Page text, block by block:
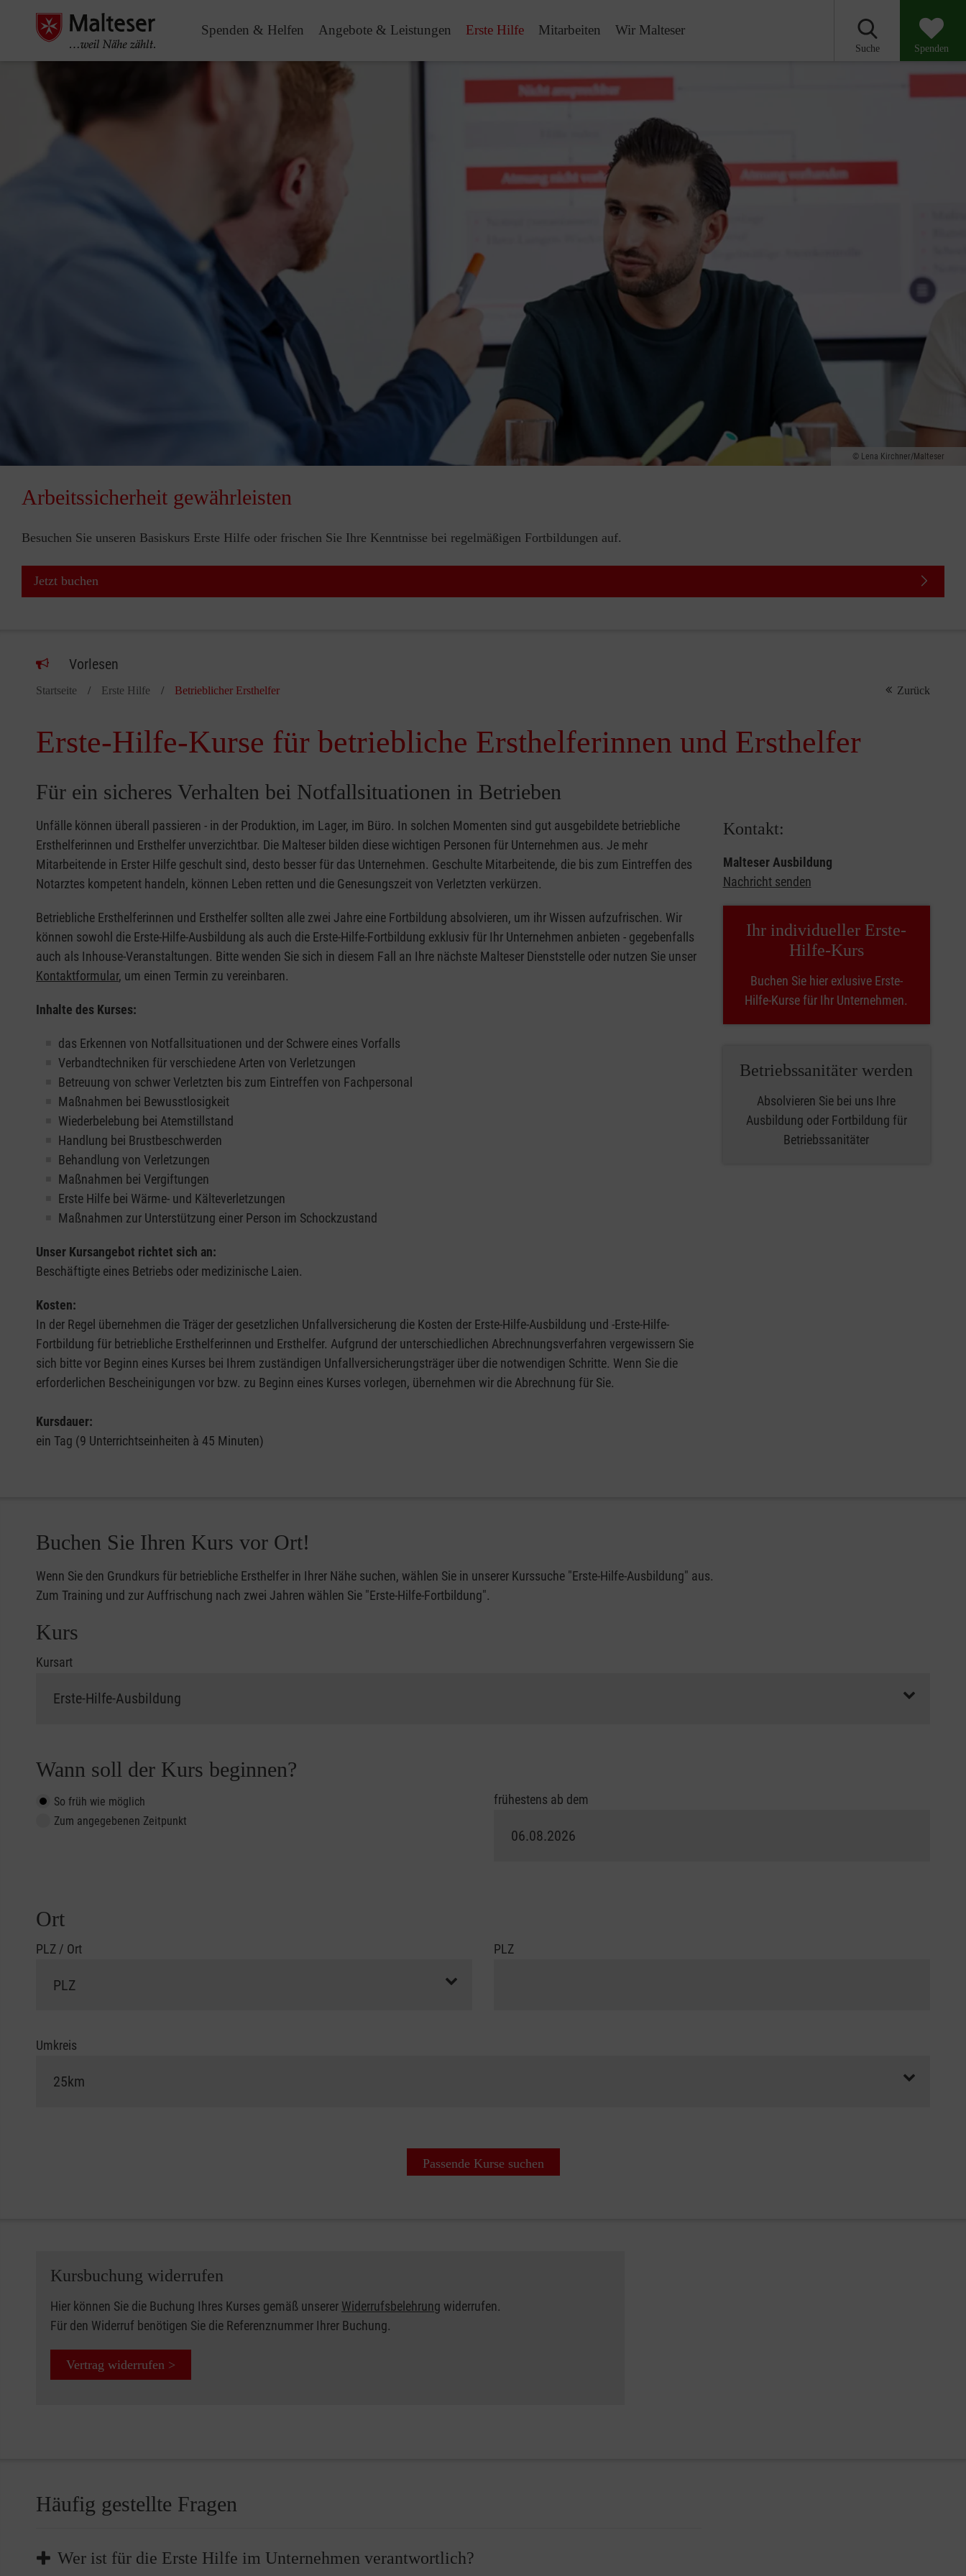
Spenden & Helfen Angebote & Leistungen Erste Hilfe Mitarbeiten Wir Malteser
Suche Spenden
Lena Kirchner/Malteser
Arbeitssicherheit gewährleisten
Besuchen Sie unseren Basiskurs Erste Hilfe oder frischen Sie Ihre Kenntnisse bei regelmäßigen Fortbildungen auf.
Jetzt buchen
Vorlesen
Startseite Erste Hilfe Betrieblicher Ersthelfer Zurück
Erste-Hilfe-Kurse für betriebliche Ersthelferinnen und Ersthelfer
Für ein sicheres Verhalten bei Notfallsituationen in Betrieben
Unfälle können überall passieren - in der Produktion, im Lager, im Büro. In solchen Momenten sind gut ausgebildete betriebliche
Ersthelferinnen und Ersthelfer unverzichtbar. Die Malteser bilden diese wichtigen Personen für Unternehmen aus. Je mehr
Mitarbeitende in Erster Hilfe geschult sind, desto besser für das Unternehmen. Geschulte Mitarbeitende, die bis zum Eintreffen des
Notarztes kompetent handeln, können Leben retten und die Genesungszeit von Verletzten verkürzen.
Betriebliche Ersthelferinnen und Ersthelfer sollten alle zwei Jahre eine Fortbildung absolvieren, um ihr Wissen aufzufrischen. Wir
können sowohl die Erste-Hilfe-Ausbildung als auch die Erste-Hilfe-Fortbildung exklusiv für Ihr Unternehmen anbieten - gegebenfalls
auch als Inhouse-Veranstaltungen. Bitte wenden Sie sich in diesem Fall an Ihre nächste Malteser Dienststelle oder nutzen Sie unser
Kontaktformular, um einen Termin zu vereinbaren.
Inhalte des Kurses:
das Erkennen von Notfallsituationen und der Schwere eines Vorfalls
Verbandtechniken für verschiedene Arten von Verletzungen
Betreuung von schwer Verletzten bis zum Eintreffen von Fachpersonal
Maßnahmen bei Bewusstlosigkeit
Wiederbelebung bei Atemstillstand
Handlung bei Brustbeschwerden
Behandlung von Verletzungen
Maßnahmen bei Vergiftungen
Erste Hilfe bei Wärme- und Kälteverletzungen
Maßnahmen zur Unterstützung einer Person im Schockzustand
Unser Kursangebot richtet sich an:
Beschäftigte eines Betriebs oder medizinische Laien.
Kosten:
In der Regel übernehmen die Träger der gesetzlichen Unfallversicherung die Kosten der Erste-Hilfe-Ausbildung und -Erste-Hilfe-
Fortbildung für betriebliche Ersthelferinnen und Ersthelfer. Aufgrund der unterschiedlichen Abrechnungsverfahren vergewissern Sie
sich bitte vor Beginn eines Kurses bei Ihrem zuständigen Unfallversicherungsträger über die notwendigen Schritte. Wenn Sie die
erforderlichen Bescheinigungen vor bzw. zu Beginn eines Kurses vorlegen, übernehmen wir die Abrechnung für Sie.
Kursdauer:
ein Tag (9 Unterrichtseinheiten à 45 Minuten)
Kontakt:
Malteser Ausbildung
Nachricht senden
Ihr individueller Erste-
Hilfe-Kurs
Buchen Sie hier exlusive Erste-
Hilfe-Kurse für Ihr Unternehmen.
Betriebssanitäter werden
Absolvieren Sie bei uns Ihre
Ausbildung oder Fortbildung für
Betriebssanitäter
Buchen Sie Ihren Kurs vor Ort!
Wenn Sie den Grundkurs für betriebliche Ersthelfer in Ihrer Nähe suchen, wählen Sie in unserer Kurssuche "Erste-Hilfe-Ausbildung" aus.
Zum Training und zur Auffrischung nach zwei Jahren wählen Sie "Erste-Hilfe-Fortbildung".
Kurs
Kursart
Wann soll der Kurs beginnen?
So früh wie möglich
Zum angegebenen Zeitpunkt
frühestens ab dem
Ort
PLZ / Ort PLZ
Umkreis
Passende Kurse suchen
Kursbuchung widerrufen
Hier können Sie die Buchung Ihres Kurses gemäß unserer Widerrufsbelehrung widerrufen.
Für den Widerruf benötigen Sie die Referenznummer Ihrer Buchung.
Vertrag widerrufen >
Häufig gestellte Fragen
Wer ist für die Erste Hilfe im Unternehmen verantwortlich?